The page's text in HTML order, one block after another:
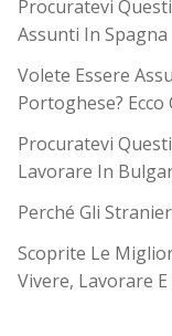
Procuratevi
Assunti In Spagna
Volete Essere
Portoghese? Ecco
Procuratevi
Lavorare In
Perché Gli
Scoprite Le
Vivere, Lavorare